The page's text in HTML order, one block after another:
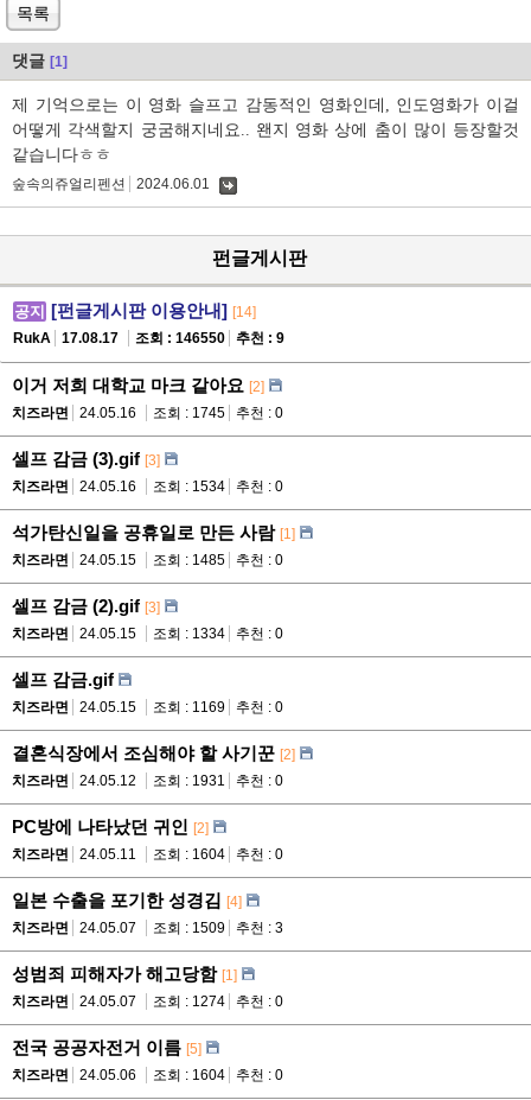
목록
댓글 [1]
제 기억으로는 이 영화 슬프고 감동적인 영화인데, 인도영화가 이걸
어떻게 각색할지 궁굼해지네요.. 왠지 영화 상에 춤이 많이 등장할것
같습니다ㅎㅎ
숲속의쥬얼리펜션 2024.06.01
펀글게시판
공지 [펀글게시판 이용안내] [14]
RukA
17.08.17 조회 : 146550 추천 : 9
이거 저희 대학교 마크 같아요 [2]
치즈라면
24.05.16 조회 : 1745 추천 : 0
셀프 감금 (3).gif [3]
치즈라면
24.05.16 조회 : 1534 추천 : 0
석가탄신일을 공휴일로 만든 사람 [1]
치즈라면
24.05.15 조회 : 1485 추천 : 0
셀프 감금 (2).gif [3]
치즈라면
24.05.15 조회 : 1334 추천 : 0
셀프 감금.gif
치즈라면 24.05.15 조회 : 1169 추천 : 0
결혼식장에서 조심해야 할 사기꾼 [2]
치즈라면
24.05.12 조회 : 1931 추천 : 0
PC방에 나타났던 귀인 [2]
치즈라면
24.05.11 조회 : 1604 추천 : 0
일본 수출을 포기한 성경김 [4]
치즈라면
24.05.07 조회 : 1509 추천 : 3
성범죄 피해자가 해고당함 [1]
치즈라면
24.05.07 조회 : 1274 추천 : 0
전국 공공자전거 이름 [5]
치즈라면
24.05.06 조회 : 1604 추천 : 0